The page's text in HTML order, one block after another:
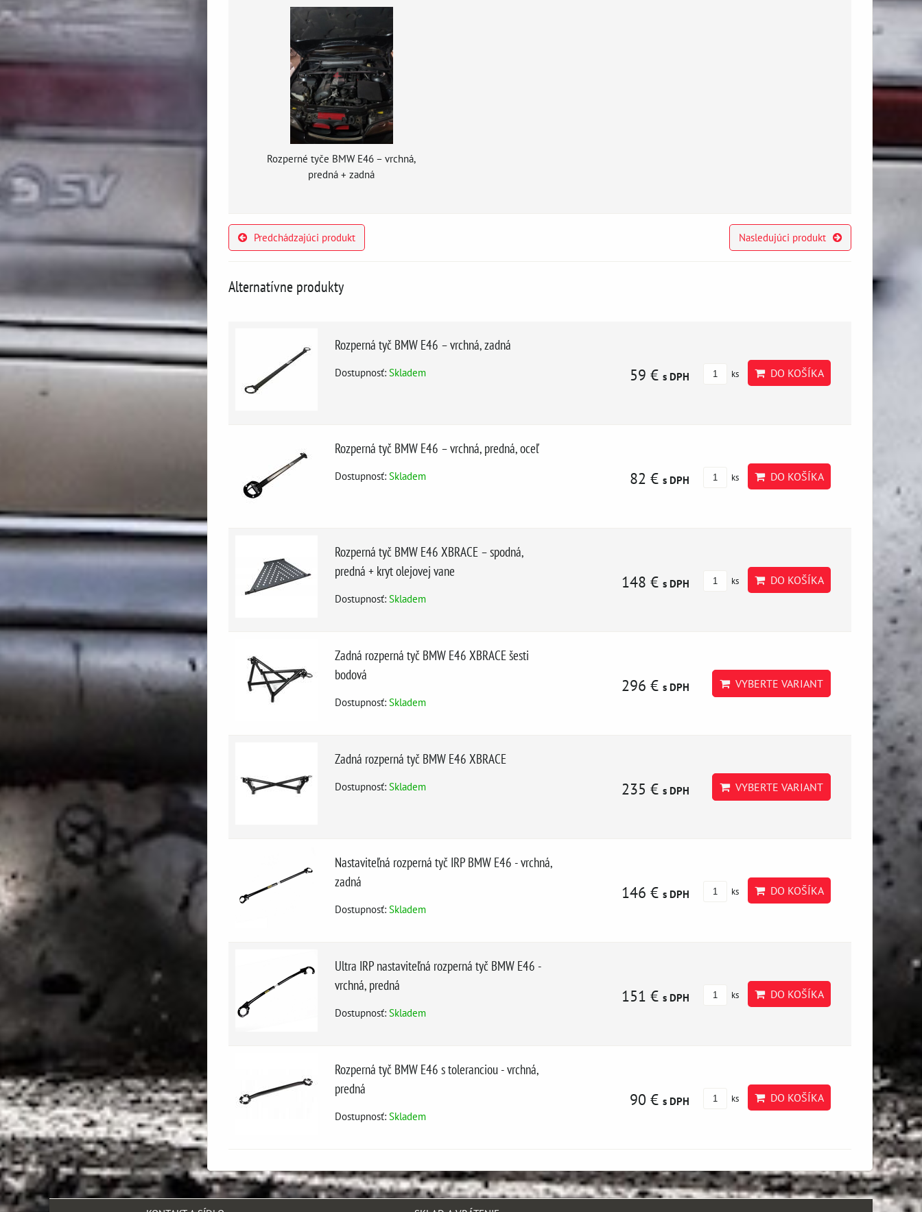
Rozperné tyče BMW E46 – vrchná,
predná + zadná
Predchádzajúci produkt Nasledujúci produkt
Alternatívne produkty
Rozperná tyč BMW E46 – vrchná, zadná
Dostupnosť: Skladem 59 € s DPH ks DO KOŠÍKA
Rozperná tyč BMW E46 – vrchná, predná, oceľ
Dostupnosť: Skladem 82 € s DPH ks DO KOŠÍKA
Rozperná tyč BMW E46 XBRACE – spodná,
predná + kryt olejovej vane
Dostupnosť: Skladem
148 € s DPH ks DO KOŠÍKA
Zadná rozperná tyč BMW E46 XBRACE šesti
bodová
Dostupnosť: Skladem
296 € s DPH VYBERTE VARIANT
Zadná rozperná tyč BMW E46 XBRACE
Dostupnosť: Skladem 235 € s DPH VYBERTE VARIANT
Nastaviteľná rozperná tyč IRP BMW E46 - vrchná,
zadná
Dostupnosť: Skladem
146 € s DPH ks DO KOŠÍKA
Ultra IRP nastaviteľná rozperná tyč BMW E46 -
vrchná, predná
Dostupnosť: Skladem
151 € s DPH ks DO KOŠÍKA
Rozperná tyč BMW E46 s toleranciou - vrchná,
predná
Dostupnosť: Skladem
90 € s DPH ks DO KOŠÍKA